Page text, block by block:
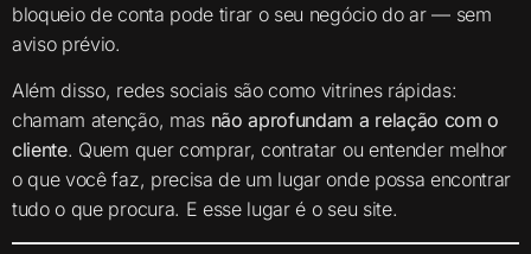
bloqueio de conta pode tirar o seu negócio do ar — sem
aviso prévio.
Além disso, redes sociais são como vitrines rápidas:
chamam atenção, mas não aprofundam a relação com o
cliente. Quem quer comprar, contratar ou entender melhor
o que você faz, precisa de um lugar onde possa encontrar
tudo o que procura. E esse lugar é o seu site.